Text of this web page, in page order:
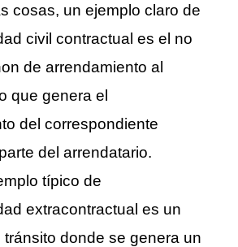
cosas, un ejemplo claro de
civil contractual es el no
de arrendamiento al
que genera el
del correspondiente
del arrendatario.
típico de
extracontractual es un
donde se genera un